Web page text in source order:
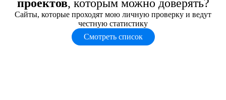
проектов, которым можно доверять?
Сайты, которые проходят мою личную проверку и ведут
честную статистику
Смотреть список